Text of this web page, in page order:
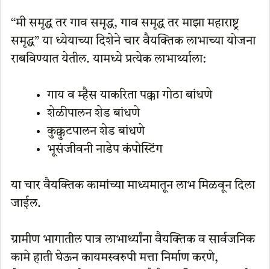
“मी समृद्ध तर गाव समृद्ध, गाव समृद्ध तर माझा महाराष्ट्र
समृद्ध” या ध्येयाच्या दिशेने चार वैयक्तिक लाभाच्या योजना
राबविण्यात येतील. यामध्ये प्रत्येक लाभार्थ्याला:
गाय व म्हैस याकरिता पक्का गोठा बांधणे
शेळीपालन शेड बांधणे
कुक्कुटपालन शेड बांधणे
भूसंजीवनी नाडेप कंपोस्टिंग
या चार वैयक्तिक कामांच्या माध्यमातून लाभ मिळवून दिला
जाईल.
ग्रामीण भागातील पात्र लाभार्थ्यांना वैयक्तिक व सार्वजनिक
कामे हाती घेऊन कायमस्वरुपी मत्ता निर्माण करणे,